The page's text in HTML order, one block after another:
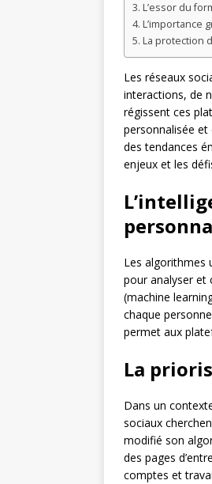
L’essor du
L’importance
La protection
Les réseaux
interactions, de
régissent ces
personnalisée
des tendances
enjeux et les
Les algorithmes
pour analyser et
(machine
chaque
permet aux
La
Dans un
sociaux
modifié son
des pages
comptes et